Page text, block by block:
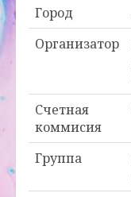
Город
Организатор
Счетная
коммисия
Группа